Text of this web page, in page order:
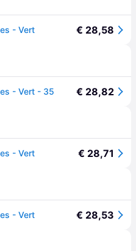
- Vert € 28,58
- Vert - 35 € 28,82
- Vert € 28,71
- Vert € 28,53